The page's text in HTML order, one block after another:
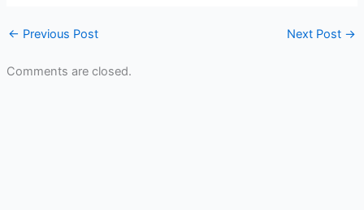
← Previous Post Next Post →
Comments are closed.